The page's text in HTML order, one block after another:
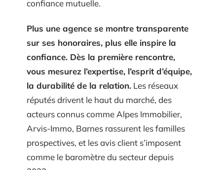
confiance mutuelle.
Plus une agence se montre transparente
sur ses honoraires, plus elle inspire la
confiance. Dès la première rencontre,
vous mesurez l’expertise, l’esprit d’équipe,
la durabilité de la relation. Les réseaux
réputés drivent le haut du marché, des
acteurs connus comme Alpes Immobilier,
Arvis-Immo, Barnes rassurent les familles
prospectives, et les avis client s’imposent
comme le baromètre du secteur depuis